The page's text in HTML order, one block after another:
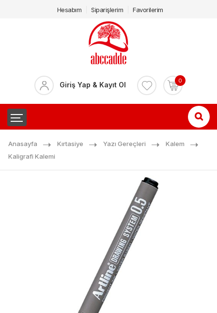
Hesabım Siparişlerim Favorilerim
Giriş Yap & Kayıt Ol 0
Anasayfa Kırtasiye Yazı Gereçleri
Kalem
Kaligrafi Kalemi